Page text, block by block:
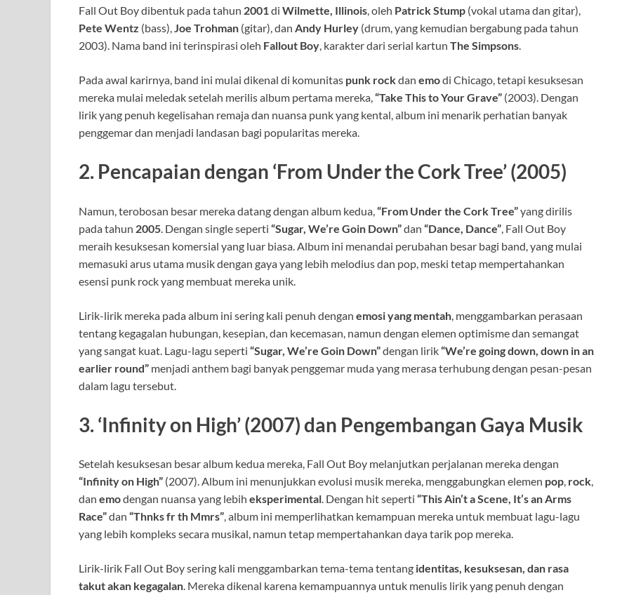
Fall Out Boy dibentuk pada tahun 2001di Wilmette, Illinois, oleh Patrick Stump (vokal utama dan gitar),
Pete Wentz (bass),Joe Trohman (gitar), dan Andy Hurley (drum, yang kemudian bergabung pada tahun
2003). Nama band ini terinspirasi oleh Fallout Boy, karakter dari serial kartun The Simpsons.
Pada awal karirnya, band ini mulai dikenal di komunitas punk rockdan emodi Chicago, tetapi kesuksesan
mereka mulai meledak setelah merilis album pertama mereka,“Take This to Your Grave” (2003). Dengan
lirik yang penuh kegelisahan remaja dan nuansa punk yang kental, album ini menarik perhatian banyak
penggemar dan menjadi landasan bagi popularitas mereka.
2. Pencapaian dengan ‘From Under the Cork Tree’ (2005)
Namun, terobosan besar mereka datang dengan album kedua, “From Under the Cork Tree”yang dirilis
pada tahun 2005 . Dengan single seperti “Sugar, We’re Goin Down”dan “Dance, Dance” , Fall Out Boy
meraih kesuksesan komersial yang luar biasa. Album ini menandai perubahan besar bagi band, yang mulai
memasuki arus utama musik dengan gaya yang lebih melodius dan pop, meski tetap mempertahankan
esensi punk rock yang membuat mereka unik.
Lirik-lirik mereka pada album ini sering kali penuh dengan emosi yang mentah , menggambarkan perasaan
tentang kegagalan hubungan, kesepian, dan kecemasan, namun dengan elemen optimisme dan semangat
yang sangat kuat. Lagu-lagu seperti “Sugar, We’re Goin Down”dengan lirik“We’re going down, down in an
earlier round” menjadi anthem bagi banyak penggemar muda yang merasa terhubung dengan pesan-pesan
dalam lagu tersebut.
3.‘Infinity on High’ (2007) dan Pengembangan Gaya Musik
Setelah kesuksesan besar album kedua mereka, Fall Out Boy melanjutkan perjalanan mereka dengan
“Infinity on High” (2007). Album ini menunjukkan evolusi musik mereka, menggabungkan elemen pop, rock,
dan emodengan nuansa yang lebih eksperimental. Dengan hit seperti “This Ain’t a Scene, It’s an Arms
Race”dan “Thnks fr th Mmrs”, album ini memperlihatkan kemampuan mereka untuk membuat lagu-lagu
yang lebih kompleks secara musikal, namun tetap mempertahankan daya tarik pop mereka.
Lirik-lirik Fall Out Boy sering kali menggambarkan tema-tema tentang identitas, kesuksesan, dan rasa
takut akan kegagalan. Mereka dikenal karena kemampuannya untuk menulis lirik yang penuh dengan